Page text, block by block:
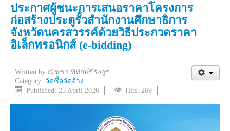
ประกาศผู้ชนะการเสนอราคาโครงการ
ก่อสร้างประตูรั้วสำนักงานศึกษาธิการ
จังหวัดนครสวรรค์ด้วยวิธีประกวดราคา
อิเล็กทรอนิกส์ (e-bidding)
Written by ณัชชา พิทักษ์ธีรังกูร
Category: จัดซื้อจัดจ้าง
Published: 25 April 2026
Hits: 269